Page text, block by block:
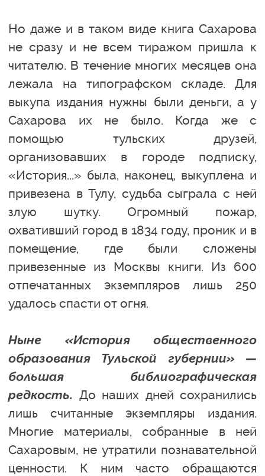
Но даже и в таком виде книга Сахарова
не сразу и не всем тиражом пришла к
читателю. В течение многих месяцев она
лежала на типографском складе. Для
выкупа издания нужны были деньги, а у
Сахарова их не было. Когда же с
помощью тульских друзей,
организовавших в городе подписку,
«История...» была, наконец, выкуплена и
привезена в Тулу, судьба сыграла с ней
злую шутку. Огромный пожар,
охвативший город в 1834 году, проник и в
помещение, где были сложены
привезенные из Москвы книги. Из 600
отпечатанных экземпляров лишь 250
удалось спасти от огня.
Ныне «История общественного
образования Тульской губернии» —
большая библиографическая
редкость. До наших дней сохранились
лишь считанные экземпляры издания.
Многие материалы, собранные в ней
Сахаровым, не утратили познавательной
ценности. К ним часто обращаются